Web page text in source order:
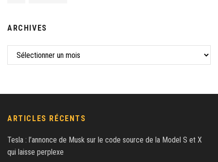
ARCHIVES
ARTICLES RÉCENTS
Tesla : l’annonce de Musk sur le code source de la Model S et X
qui laisse perplexe